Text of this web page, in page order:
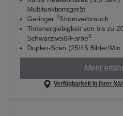
Multifunktionsgerät
Geringer 2Stromverbrauch
Tintenergiebigkeit von bis zu
Schwarzweiß/Farbe3
Duplex-Scan (25/45 Bilder/
Mehr
Verfügbarkeit in Ihrer